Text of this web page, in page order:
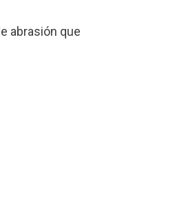
abrasión que